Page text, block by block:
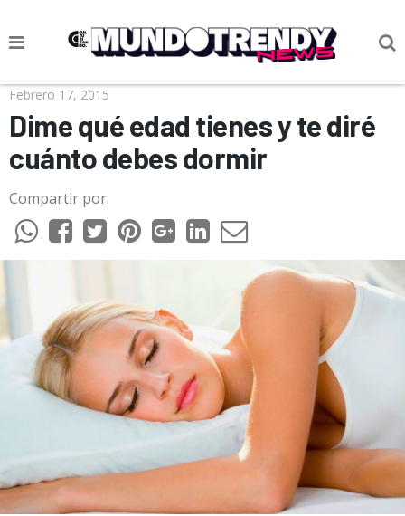
NOTICIAS
CULTURA POP
CIENCIA Y TECNOLOGÍA
VIDA
SOCIEDAD
Febrero 17, 2015
Dime qué edad tienes y te diré
cuánto debes dormir
Compartir por: